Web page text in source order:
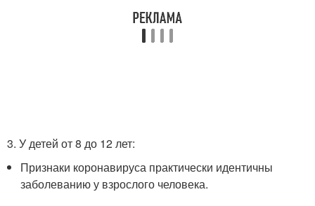
3. У детей от 8 до 12 лет:
Признаки коронавируса практически идентичны
заболеванию у взрослого человека.